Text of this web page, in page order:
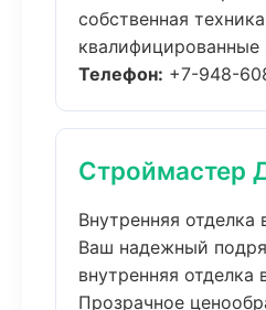
собственная
квалифицированные
Телефон: +7-948-
Строймастер
Внутренняя отделка
Ваш надежный
внутренняя отделка
Прозрачное